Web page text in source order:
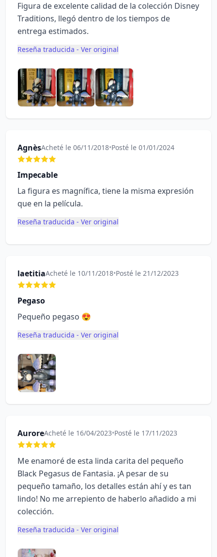
Figura de excelente calidad de la colección Disney
Traditions, llegó dentro de los tiempos de
entrega estimados.
Reseña traducida - Ver original
AgnèsAcheté le 06/11/2018•Posté le 01/01/2024
Impecable
La figura es magnífica, tiene la misma expresión
que en la película.
Reseña traducida - Ver original
laetitiaAcheté le 10/11/2018•Posté le 21/12/2023
Pegaso
Pequeño pegaso 😍
Reseña traducida - Ver original
AuroreAcheté le 16/04/2023•Posté le 17/11/2023
Me enamoré de esta linda carita del pequeño
Black Pegasus de Fantasia. ¡A pesar de su
pequeño tamaño, los detalles están ahí y es tan
lindo! No me arrepiento de haberlo añadido a mi
colección.
Reseña traducida - Ver original